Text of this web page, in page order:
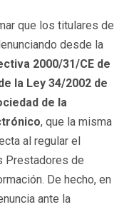
que los titulares de
desde la
2000/31/CE de
la Ley 34/2002 de
de la
, que la misma
al regular el
Prestadores de
De hecho, en
ante la